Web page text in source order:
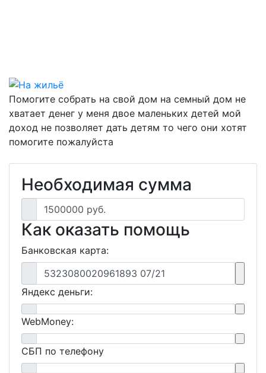
Помогите собрать на свой дом на семный дом не
хватает денег у меня двое маленьких детей мой
доход не позволяет дать детям то чего они хотят
помогите пожалуйста
Необходимая сумма
1500000 руб.
Как оказать помощь
Банковская карта:
5323080020961893 07/21
Яндекс деньги:
WebMoney:
СБП по телефону